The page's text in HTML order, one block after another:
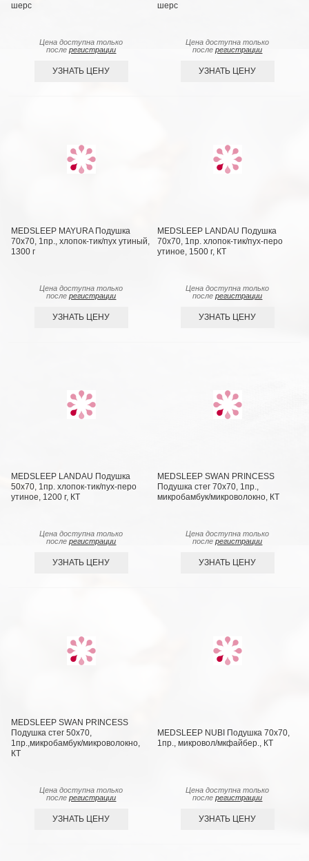
шерс
Цена доступна только
послерегистрации
УЗНАТЬ ЦЕНУ
шерс
Цена доступна только
послерегистрации
УЗНАТЬ ЦЕНУ
MEDSLEEP MAYURA Подушка
70х70, 1пр., хлопок-тик/пух утиный,
1300 г
Цена доступна только
послерегистрации
УЗНАТЬ ЦЕНУ
MEDSLEEP LANDAU Подушка
70х70, 1пр. хлопок-тик/пух-перо
утиное, 1500 г, КТ
Цена доступна только
послерегистрации
УЗНАТЬ ЦЕНУ
MEDSLEEP LANDAU Подушка
50х70, 1пр. хлопок-тик/пух-перо
утиное, 1200 г, КТ
Цена доступна только
послерегистрации
УЗНАТЬ ЦЕНУ
MEDSLEEP SWAN PRINCESS
Подушка стег 70х70, 1пр.,
микробамбук/микроволокно, КТ
Цена доступна только
послерегистрации
УЗНАТЬ ЦЕНУ
MEDSLEEP SWAN PRINCESS
Подушка стег 50х70,
1пр.,микробамбук/микроволокно,
КТ
Цена доступна только
послерегистрации
УЗНАТЬ ЦЕНУ
MEDSLEEP NUBI Подушка 70х70,
1пр., микровол/мкфайбер., КТ
Цена доступна только
послерегистрации
УЗНАТЬ ЦЕНУ